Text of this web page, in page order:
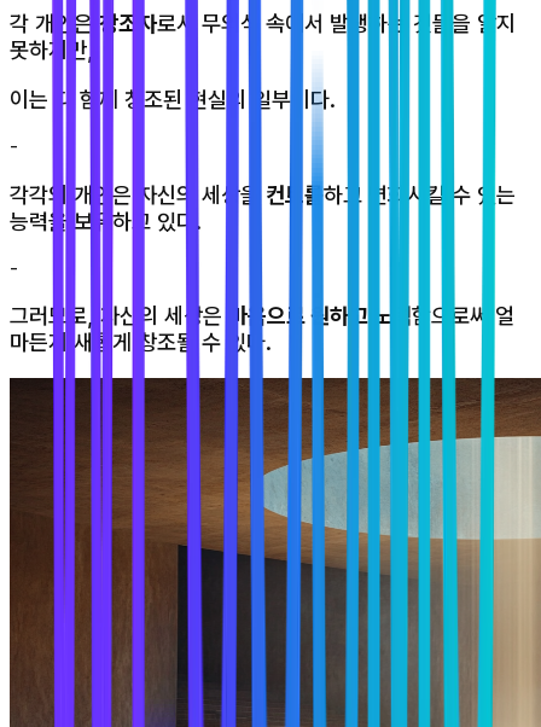
각 개인은 창조자로서 무의식 속에서 발생하는 것들을 알지
못하지만,
이는 다 함께 창조된 현실의 일부이다.
-
각각의 개인은 자신의 세상을 컨트롤하고 변화시킬 수 있는
능력을 보유하고 있다.
-
그러므로, 자신의 세상은 마음으로 원하고 노력함으로써 얼
마든지 새롭게 창조될 수 있다.